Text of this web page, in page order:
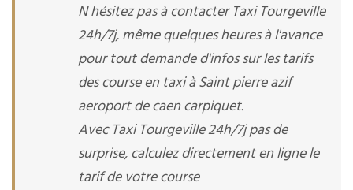
N hésitez pas à contacter Taxi Tourgeville
24h/7j, même quelques heures à l'avance
pour tout demande d'infos sur les tarifs
des course en taxi à Saint pierre azif
aeroport de caen carpiquet.
Avec Taxi Tourgeville 24h/7j pas de
surprise, calculez directement en ligne le
tarif de votre course